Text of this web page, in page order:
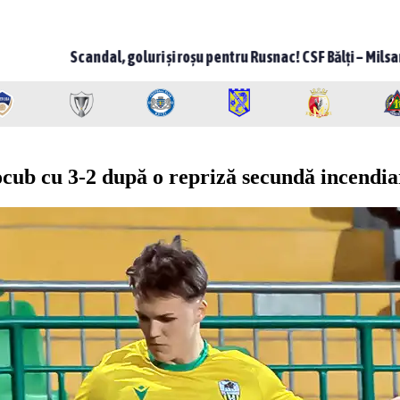
goluri și roșu pentru Rusnac! CSF Bălți – Milsami 2-1, meci
cu 3-2 după o repriză secundă